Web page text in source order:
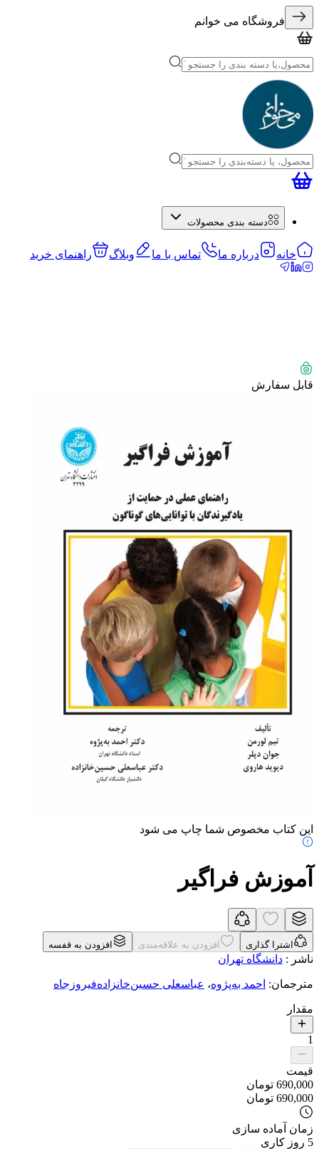
فروشگاه می خوانم
دسته بندی محصولات
خانه درباره ما تماس با ما وبلاگ راهنمای خرید
قابل سفارش
این کتاب مخصوص شما چاپ می شود
آموزش فراگیر
اشترا گذاری افزودن به علاقه‌مندی افزودن به قفسه
ناشر : دانشگاه تهران
مترجمان: احمد به‌پژوه، عباسعلی حسین‌خانزاده‌فیروزجاه
مقدار
1
قیمت
690,000 تومان
690,000 تومان
زمان آماده سازی
5 روز کاری